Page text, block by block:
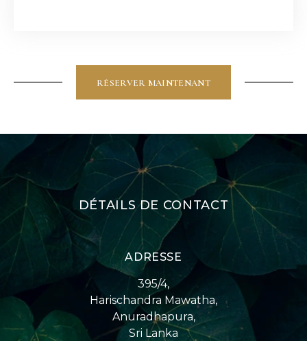
RÉSERVER MAINTENANT
DÉTAILS DE CONTACT
ADRESSE
395/4,
Harischandra Mawatha,
Anuradhapura,
Sri Lanka